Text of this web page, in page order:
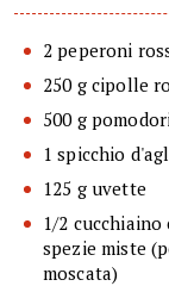
2 peperoni
250 g cipolle
500 g
1 spicchio
125 g uvette
1/2
spezie miste
moscata)